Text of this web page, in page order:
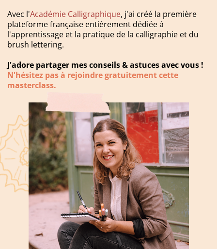
Avec l'Académie Calligraphique, j'ai créé la première
plateforme française entièrement dédiée à
l'apprentissage et la pratique de la calligraphie et du
brush lettering.
J'adore partager mes conseils & astuces avec vous !
N'hésitez pas à rejoindre gratuitement cette
masterclass.